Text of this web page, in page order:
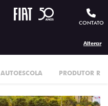
CONTATO
Alterar
AUTOESCOLA PRODUTOR